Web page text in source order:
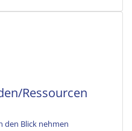
Ressourcen
den Blick nehmen